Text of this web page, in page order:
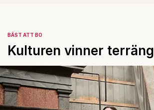
BÄST ATT BO
Kulturen vinner terräng